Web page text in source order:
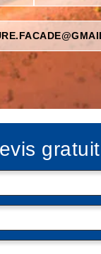
gratuit